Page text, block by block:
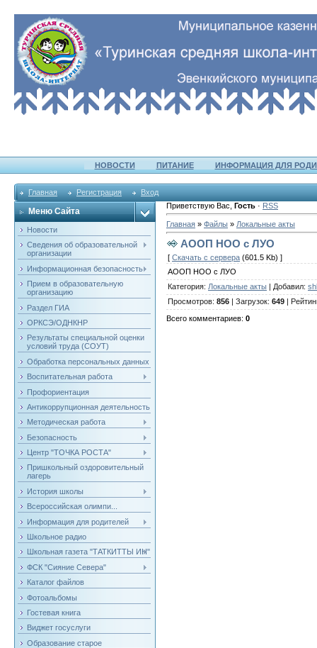
НОВОСТИ ПИТАНИЕ ИНФОРМАЦИЯ ДЛЯ
Главная Регистрация Вход
Меню Сайта
Новости
Сведения об образовательной
организации
Информационная безопасность
Прием в образовательную
организацию
Раздел ГИА
ОРКСЭ/ОДНКНР
Результаты специальной оценки
условий труда (СОУТ)
Обработка персональных данных
Воспитательная работа
Профориентация
Антикоррупционная деятельность
Методическая работа
Безопасность
Центр "ТОЧКА РОСТА"
Пришкольный оздоровительный
лагерь
История школы
Всероссийская олимпи...
Информация для родителей
Школьное радио
Школьная газета "ТАТКИТТЫ ИН"
ФСК "Сияние Севера"
Каталог файлов
Фотоальбомы
Гостевая книга
Виджет госуслуги
Образование старое
Приветствую Вас Гость · RSS
Главная » Файлы » Локальные акты
АООП НОО с ЛУО
[ Скачать с сервера (601.5 Kb) ]
АООП НОО с ЛУО
Категория: Локальные акты Добавил:
Просмотров: 856 Загрузок: 649
Всего комментариев: 0